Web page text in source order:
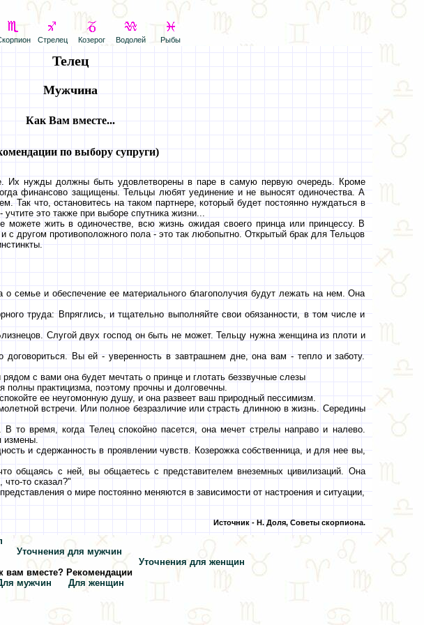
Стрелец Козерог Водолей Рыбы
Телец
Мужчина
Как Вам вместе...
по выбору супруги)
Их нужды должны быть удовлетворены в паре в самую первую очередь. Кроме
финансово защищены. Тельцы любят уединение и не выносят одиночества. А
Так что, остановитесь на таком партнере, который будет постоянно нуждаться в
это также при выборе спутника жизни...
можете жить в одиночестве, всю жизнь ожидая своего принца или принцессу. В
с другом противоположного пола - это так любопытно. Открытый брак для Тельцов
семье и обеспечение ее материального благополучия будут лежать на нем. Она
труда: Впряглись, и тщательно выполняйте свои обязанности, в том числе и
Слугой двух господ он быть не может. Тельцу нужна женщина из плоти и
Вы ей - уверенность в завтрашнем дне, она вам - тепло и заботу.
с вами она будет мечтать о принце и глотать беззвучные слезы
практицизма, поэтому прочны и долговечны.
ее неугомонную душу, и она развеет ваш природный пессимизм.
встречи. Или полное безразличие или страсть длинною в жизнь. Середины
то время, когда Телец спокойно пасется, она мечет стрелы направо и налево.
измены.
и сдержанность в проявлении чувств. Козерожка собственница, и для нее вы,
общаясь с ней, вы общаетесь с представителем внеземных цивилизаций. Она
то сказал?"
о мире постоянно меняются в зависимости от настроения и ситуации,
Источник - Н. Доля, Советы скорпиона.
Уточнения для мужчин
Уточнения для женщин
вам вместе? Рекомендации
мужчин
Для женщин